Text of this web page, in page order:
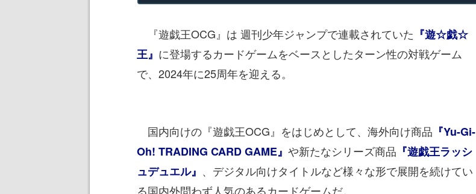
『遊戯王OCG』は 週刊少年ジャンプで連載されていた 『遊☆戯☆
王』 に登場するカードゲームをベースとしたターン性の対戦ゲーム
で、2024年に25周年を迎える。
国内向けの『遊戯王OCG』をはじめとして、海外向け商品 『Yu-Gi-
Oh! TRADING CARD GAME』 や新たなシリーズ商品 『遊戯王ラッシ
ュデュエル』 、デジタル向けタイトルなど様々な形で展開を続けてい
る国内外問わず人気のあるカードゲームだ。